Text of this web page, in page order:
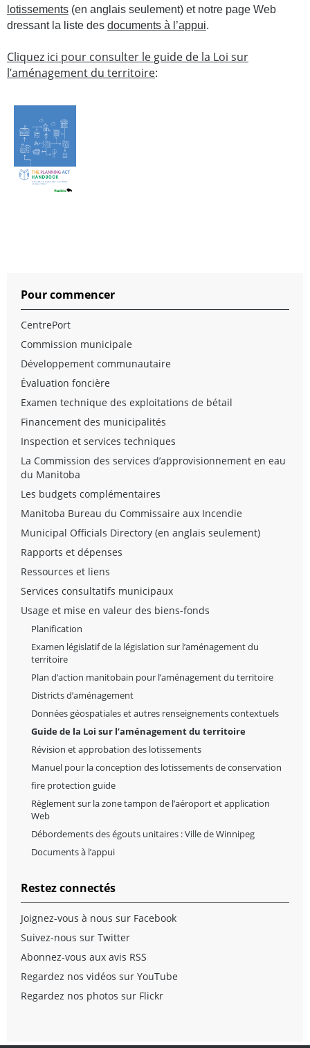
lotissements (en anglais seulement) et notre page Web
dressant la liste des documents à l’appui.
Cliquez ici pour consulter le guide de la Loi sur
l’aménagement du territoire:
Pour commencer
CentrePort
Commission municipale
Développement communautaire
Évaluation foncière
Examen technique des exploitations de bétail
Financement des municipalités
Inspection et services techniques
La Commission des services d’approvisionnement en eau
du Manitoba
Les budgets complémentaires
Manitoba Bureau du Commissaire aux Incendie
Municipal Officials Directory (en anglais seulement)
Rapports et dépenses
Ressources et liens
Services consultatifs municipaux
Usage et mise en valeur des biens-fonds
Planification
Examen législatif de la législation sur l’aménagement du
territoire
Plan d’action manitobain pour l’aménagement du territoire
Districts d’aménagement
Données géospatiales et autres renseignements contextuels
Guide de la Loi sur l’aménagement du territoire
Révision et approbation des lotissements
Manuel pour la conception des lotissements de conservation
fire protection guide
Règlement sur la zone tampon de l’aéroport et application
Web
Débordements des égouts unitaires : Ville de Winnipeg
Documents à l’appui
Restez connectés
Joignez-vous à nous sur Facebook
Suivez-nous sur Twitter
Abonnez-vous aux avis RSS
Regardez nos vidéos sur YouTube
Regardez nos photos sur Flickr